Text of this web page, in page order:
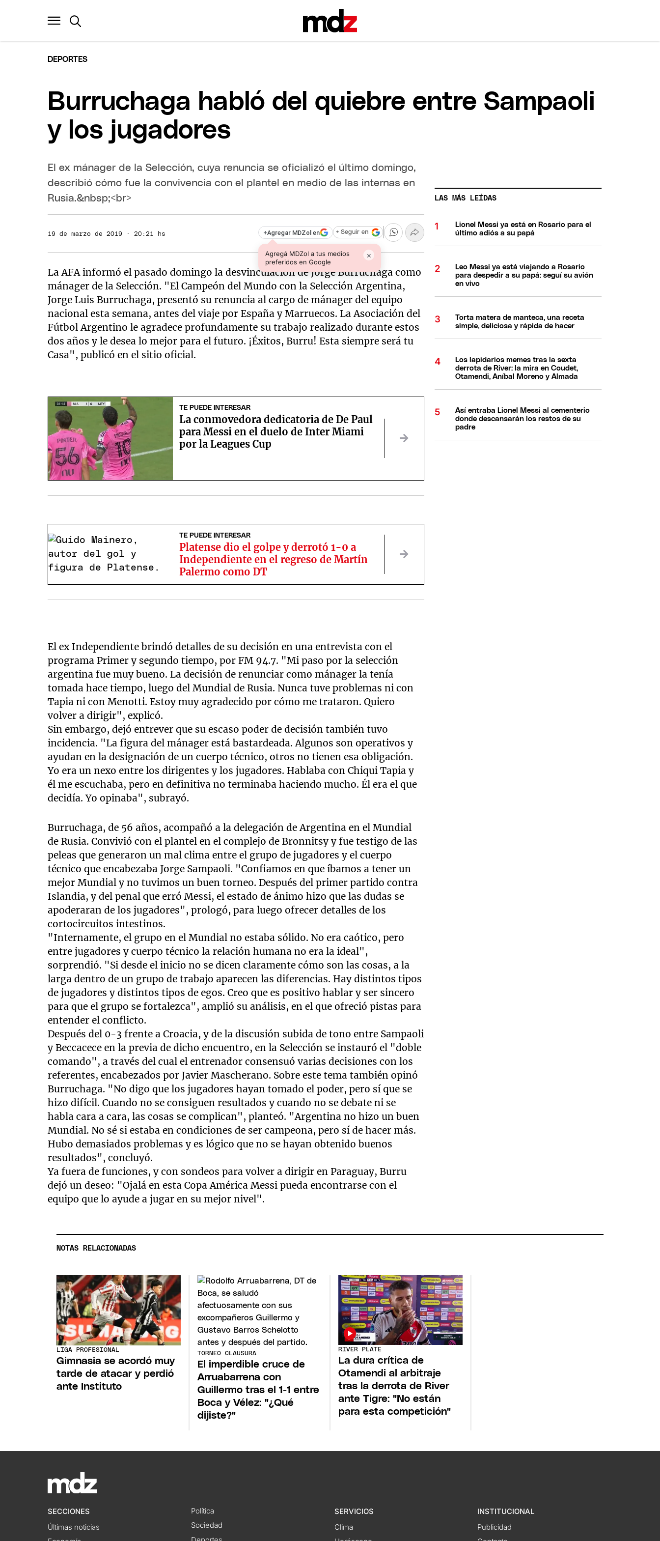
DEPORTES
Burruchaga habló del quiebre entre Sampaoli
y los jugadores
El ex mánager de la Selección, cuya renuncia se oficializó el último domingo,
describió cómo fue la convivencia con el plantel en medio de las internas en
Rusia.&nbsp;<br>
19 de marzo de 2019 · 20:21 hs +Agregar MDZol en
Agregá MDZol a tus medios
preferidos en Google
×
+ Seguir en
La AFA informó el pasado domingo la desvinculación de Jorge Burruchaga como
mánager de la Selección. "El Campeón del Mundo con la Selección Argentina,
Jorge Luis Burruchaga, presentó su renuncia al cargo de mánager del equipo
nacional esta semana, antes del viaje por España y Marruecos. La Asociación del
Fútbol Argentino le agradece profundamente su trabajo realizado durante estos
dos años y le desea lo mejor para el futuro. ¡Éxitos, Burru! Esta siempre será tu
Casa", publicó en el sitio oficial.
TE PUEDE INTERESAR
La conmovedora dedicatoria de De Paul
para Messi en el duelo de Inter Miami
por la Leagues Cup
TE PUEDE INTERESAR
Platense dio el golpe y derrotó 1-0 a
Independiente en el regreso de Martín
Palermo como DT
El ex Independiente brindó detalles de su decisión en una entrevista con el
programa Primer y segundo tiempo, por FM 94.7. "Mi paso por la selección
argentina fue muy bueno. La decisión de renunciar como mánager la tenía
tomada hace tiempo, luego del Mundial de Rusia. Nunca tuve problemas ni con
Tapia ni con Menotti. Estoy muy agradecido por cómo me trataron. Quiero
volver a dirigir", explicó.
Sin embargo, dejó entrever que su escaso poder de decisión también tuvo
incidencia. "La figura del mánager está bastardeada. Algunos son operativos y
ayudan en la designación de un cuerpo técnico, otros no tienen esa obligación.
Yo era un nexo entre los dirigentes y los jugadores. Hablaba con Chiqui Tapia y
él me escuchaba, pero en definitiva no terminaba haciendo mucho. Él era el que
decidía. Yo opinaba", subrayó.
Burruchaga, de 56 años, acompañó a la delegación de Argentina en el Mundial
de Rusia. Convivió con el plantel en el complejo de Bronnitsy y fue testigo de las
peleas que generaron un mal clima entre el grupo de jugadores y el cuerpo
técnico que encabezaba Jorge Sampaoli. "Confiamos en que íbamos a tener un
mejor Mundial y no tuvimos un buen torneo. Después del primer partido contra
Islandia, y del penal que erró Messi, el estado de ánimo hizo que las dudas se
apoderaran de los jugadores", prologó, para luego ofrecer detalles de los
cortocircuitos intestinos.
"Internamente, el grupo en el Mundial no estaba sólido. No era caótico, pero
entre jugadores y cuerpo técnico la relación humana no era la ideal",
sorprendió. "Si desde el inicio no se dicen claramente cómo son las cosas, a la
larga dentro de un grupo de trabajo aparecen las diferencias. Hay distintos tipos
de jugadores y distintos tipos de egos. Creo que es positivo hablar y ser sincero
para que el grupo se fortalezca", amplió su análisis, en el que ofreció pistas para
entender el conflicto.
Después del 0-3 frente a Croacia, y de la discusión subida de tono entre Sampaoli
y Beccacece en la previa de dicho encuentro, en la Selección se instauró el "doble
comando", a través del cual el entrenador consensuó varias decisiones con los
referentes, encabezados por Javier Mascherano. Sobre este tema también opinó
Burruchaga. "No digo que los jugadores hayan tomado el poder, pero sí que se
hizo difícil. Cuando no se consiguen resultados y cuando no se debate ni se
habla cara a cara, las cosas se complican", planteó. "Argentina no hizo un buen
Mundial. No sé si estaba en condiciones de ser campeona, pero sí de hacer más.
Hubo demasiados problemas y es lógico que no se hayan obtenido buenos
resultados", concluyó.
Ya fuera de funciones, y con sondeos para volver a dirigir en Paraguay, Burru
dejó un deseo: "Ojalá en esta Copa América Messi pueda encontrarse con el
equipo que lo ayude a jugar en su mejor nivel".
LAS MÁS LEÍDAS
Lionel Messi ya está en Rosario para el
último adiós a su papá
Leo Messi ya está viajando a Rosario
para despedir a su papá: seguí su avión
en vivo
Torta matera de manteca, una receta
simple, deliciosa y rápida de hacer
Los lapidarios memes tras la sexta
derrota de River: la mira en Coudet,
Otamendi, Aníbal Moreno y Almada
Así entraba Lionel Messi al cementerio
donde descansarán los restos de su
padre
NOTAS RELACIONADAS
LIGA PROFESIONAL
Gimnasia se acordó muy
tarde de atacar y perdió
ante Instituto
TORNEO CLAUSURA
El imperdible cruce de
Arruabarrena con
Guillermo tras el 1-1 entre
Boca y Vélez: "¿Qué
dijiste?"
RIVER PLATE
La dura crítica de
Otamendi al arbitraje
tras la derrota de River
ante Tigre: "No están
para esta competición"
SECCIONES
Últimas noticias
Política
Sociedad
SERVICIOS
Clima
INSTITUCIONAL
Publicidad